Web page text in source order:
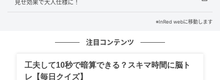
「大好きなカプリパンツをオーバーサイズのデニムジ
ャケットとあわせて、カジュアルに着こなしました。
中に着たキャミとソックスでシアー素材を取り入れ、
を選び、全体のバランスを整えました」
見せ効果で大人仕様に！
※InRed webに移動します
注目コンテンツ
工夫して10秒で暗算できる？スキマ時間に脳ト
レ【毎日クイズ】